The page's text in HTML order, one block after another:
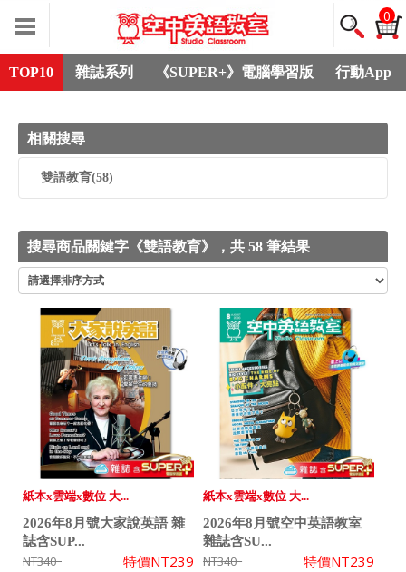
0
TOP10 雜誌系列 《SUPER+》電腦學習版 行動App
相關搜尋
雙語教育(58)
搜尋商品關鍵字《雙語教育》，共 58 筆結果
紙本x雲端x數位 大...
2026年8月號大家說英語 雜
誌含SUP...
NT340 特價NT239
紙本x雲端x數位 大...
2026年8月號空中英語教室
雜誌含SU...
NT340 特價NT239